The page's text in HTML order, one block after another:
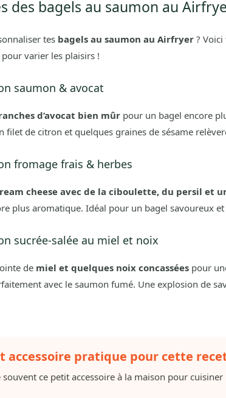
des bagels au saumon au
tes bagels au saumon au Airfryer? Voici
varier les plaisirs !
saumon & avocat
d’avocat bien mûrpour un bagel encore
filet de citron et quelques graines de sésame
fromage frais & herbes
cheese avec de la ciboulette, du persil et
plus aromatique. Idéal pour un bagel savoureux et
sucrée-salée au miel et noix
de miel et quelques noix concasséespour
avec le saumon fumé. Une explosion de
accessoire pratique pour cette
souvent ce petit accessoire à la maison pour